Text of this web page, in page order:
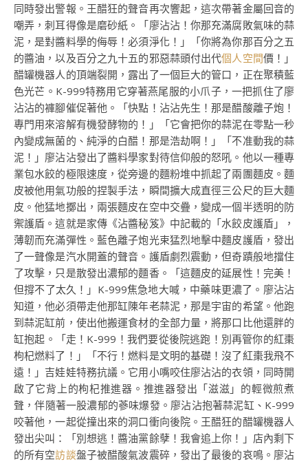
同時發出警報。王醋狂的聲音再次響起，這次帶著金屬回音的
嘲弄，刺耳得像是磨砂紙。「廖沾沾！你那充滿腐敗氣味的蒜
泥，是對醬料學的侮辱！必須淨化！」「你將為你那百分之五
的醬油，以及百分之九十五的邪惡蒜頭付出代個人空間價！」
醋罐機器人的頂端裂開，露出了一個巨大的管口，正在聚積藍
色光芒。K-999特務用它穿著燕尾服的小爪子，一把抓住了廖
沾沾的褲腳催促著他。「快點！沾沾先生！那是醋酸離子炮！
專門用來溶解有機發酵物的！」「它會把你的蒜泥在零點一秒
內變成無菌的、純淨的白醋！那是浩劫啊！」「不准動我的蒜
泥！」廖沾沾發出了醬料學家對待信仰般的怒吼。他以一種專
業包水餃的極限速度，從旁邊的麵粉堆中抓起了兩團麵皮。麵
皮被他用氣功般的捏製手法，瞬間擴大成直徑三公尺的巨大麵
皮。他猛地擲出，兩張麵皮在空中交疊，變成一個半透明的防
禦護盾。這就是家傳《沾醬秘笈》中記載的「水餃皮護盾」，
薄韌而充滿彈性。藍色離子炮光束猛烈地擊中麵皮護盾，發出
了一聲像是汽水開蓋的聲音。護盾劇烈震動，但奇蹟般地擋住
了攻擊，只是散發出濃郁的麵香。「這麵皮的延展性！完美！
但撐不了太久！」K-999焦急地大喊，中藥味更濃了。廖沾沾
知道，他必須帶走他那缸陳年老蒜泥，那是宇宙的希望。他跑
到蒜泥缸前，使出他搬運食材的全部力量，將那口比他還胖的
缸抱起。「走！K-999！我們要從後院逃跑！別再管你的紅棗
枸杞燃料了！」「不行！燃料是文明的基礎！沒了紅棗我飛不
遠！」吉娃娃特務抗議。它用小嘴咬住廖沾沾的衣領，同時開
啟了它背上的枸杞推進器。推進器發出「滋滋」的輕微煎煮
聲，伴隨著一股濃郁的蔘味爆發。廖沾沾抱著蒜泥缸、K-999
咬著他，一起從撞出來的洞口衝向後院。王醋狂的醋罐機器人
發出尖叫：「別想逃！醬油黨餘孽！我會追上你！」店內剩下
的所有空訪談盤子被醋酸氣波震碎，發出了最後的哀鳴。廖沾